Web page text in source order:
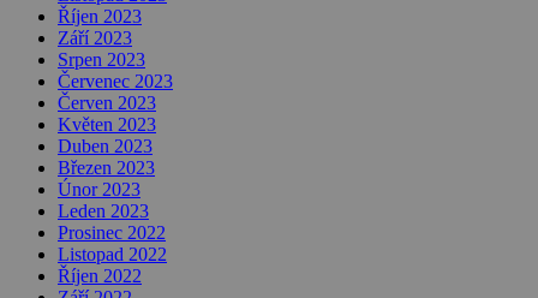
Říjen 2023
Září 2023
Srpen 2023
Červenec 2023
Červen 2023
Květen 2023
Duben 2023
Březen 2023
Únor 2023
Leden 2023
Prosinec 2022
Listopad 2022
Říjen 2022